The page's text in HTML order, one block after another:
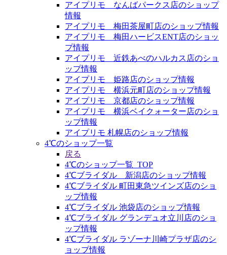
アイプリモ なんばパークス店のショップ
情報
アイプリモ 梅田茶屋町店のショップ情報
アイプリモ 梅田ハービスENT店のショッ
プ情報
アイプリモ 近鉄あべのハルカス店のショ
ップ情報
アイプリモ 姫路店のショップ情報
アイプリモ 横浜元町店のショップ情報
アイプリモ 京都店のショップ情報
アイプリモ 横浜ベイクォーター店のショ
ップ情報
アイプリモ 札幌店のショップ情報
4℃のショップ一覧
戻る
4℃のショップ一覧_TOP
4℃ブライダル 新潟店のショップ情報
4℃ブライダル 町田東急ツインズ店のショ
ップ情報
4℃ブライダル 池袋店のショップ情報
4℃ブライダル グランデュオ立川店のショ
ップ情報
4℃ブライダル ラゾーナ川崎プラザ店のシ
ョップ情報